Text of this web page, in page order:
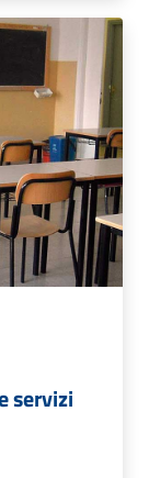
servizi